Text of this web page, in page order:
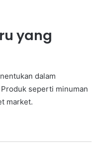
yang
dalam
seperti minuman
market.